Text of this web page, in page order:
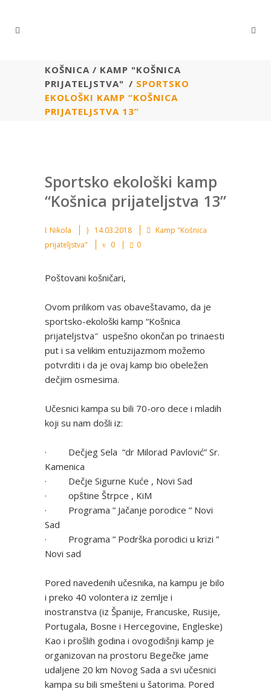
КОŠNICA / KAMP "KOŠNICA
PRIJATELJSTVA" / SPORTSKO
EKOLOŠKI KAMP “KOŠNICA
PRIJATELJSTVA 13”
Sportsko ekološki kamp
“Košnica prijateljstva 13”
Nikola 14.03.2018
Kamp "Košnica
prijateljstva"
0 0
Poštovani košničari,
Ovom prilikom vas obaveštavamo, da je
sportsko-ekološki kamp “Košnica
prijateljstva″ uspešno okončan po trinaesti
put i sa velikim entuzijazmom možemo
potvrditi i da je ovaj kamp bio obeležen
dečjim osmesima.
Učesnici kampa su bili 70-oro dece i mladih
koji su nam došli iz:
· Dečjeg Sela “dr Milorad Pavlović” Sr.
Kamenica
· Dečje Sigurne Kuće , Novi Sad
· opštine Štrpce , KiM
· Programa ” Jačanje porodice ” Novi
Sad
· Programa ” Podrška porodici u krizi ”
Novi sad
Pored navedenih učesnika, na kampu je bilo
i preko 40 volontera iz zemlje i
inostranstva (iz Španije, Francuske, Rusije,
Portugala, Bosne i Hercegovine, Engleske)
Kao i prošlih godina i ovogodišnji kamp je
organizovan na prostoru Begečke jame
udaljene 20 km Novog Sada a svi učesnici
kampa su bili smešteni u šatorima. Pored